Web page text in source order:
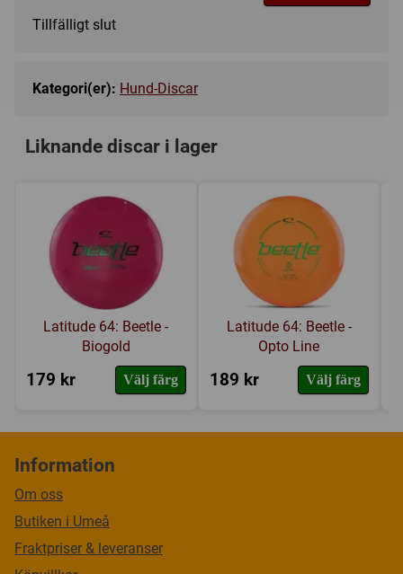
Tillfälligt slut
Kategori(er): Hund-Discar
Liknande discar i lager
Latitude 64: Beetle -
Biogold
179 kr Välj färg
Latitude 64: Beetle -
Opto Line
189 kr Välj färg
Information
Om oss
Butiken i Umeå
Fraktpriser & leveranser